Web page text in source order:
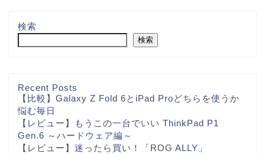
検索
検索
Recent Posts
【比較】Galaxy Z Fold 6とiPad Proどちらを使うか
悩む毎日
【レビュー】もうこの一台でいい ThinkPad P1
Gen.6 ～ハードウェア編～
【レビュー】迷ったら買い！「ROG ALLY」